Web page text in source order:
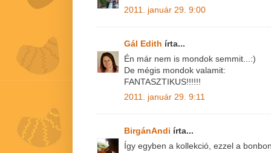
2011. január 29. 9:00
Gál Edith írta...
Én már nem is mondok semmit...:)
De mégis mondok valamit:
FANTASZTIKUS!!!!!!
2011. január 29. 9:11
BirgánAndi írta...
Így egyben a kollekció, ezzel a